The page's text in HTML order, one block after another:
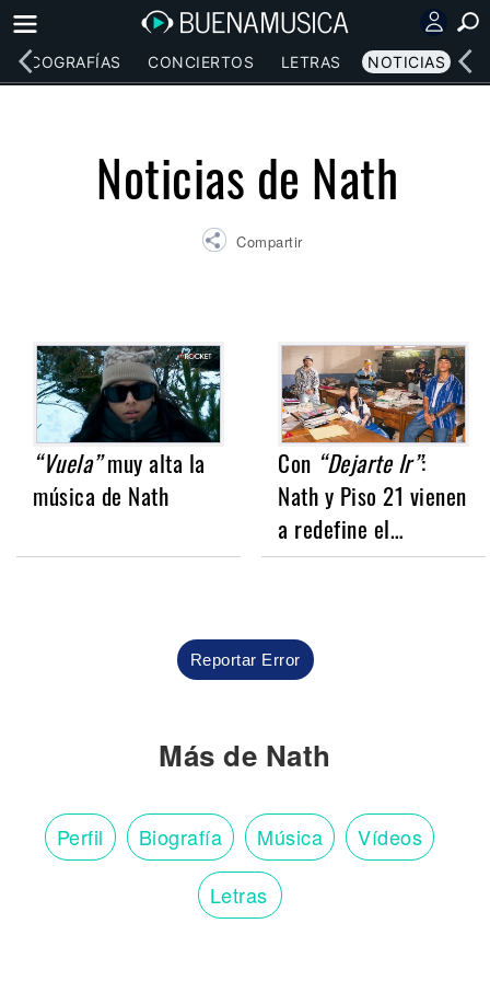
DISCOGRAFÍAS CONCIERTOS LETRAS NOTICIAS
Noticias de Nath
Compartir
“Vuela”muy alta la
música de Nath
Con “Dejarte Ir”:
Nath y Piso 21 vienen
a redefine el…
Reportar Error
Más de Nath
Perfil Biografía Música Vídeos
Letras